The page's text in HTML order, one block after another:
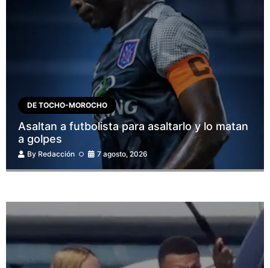
DE TOCHO-MOROCHO
Asaltan a futbolista para asaltarlo y lo matan
a golpes
By Redacción 7 agosto, 2026